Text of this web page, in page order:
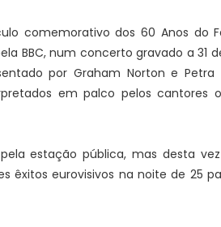
comemorativo dos 60 Anos do
BBC, num concerto gravado a 31
por Graham Norton e
em palco pelos cantores
estação pública, mas desta
êxitos eurovisivos na noite de 25